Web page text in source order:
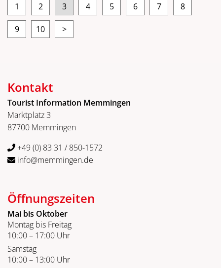
1 2 3 4 5 6 7 8
9 10 >
Kontakt
Tourist Information Memmingen
Marktplatz 3
87700 Memmingen
+49 (0) 83 31 / 850-1572
info@memmingen.de
Öffnungszeiten
Mai bis Oktober
Montag bis Freitag
10:00 – 17:00 Uhr
Samstag
10:00 – 13:00 Uhr